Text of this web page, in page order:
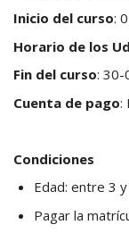
Inicio del curso:
Horario de los
Fin del curso: 30-
Cuenta de pago:
Condiciones
Edad: entre 3
Pagar la